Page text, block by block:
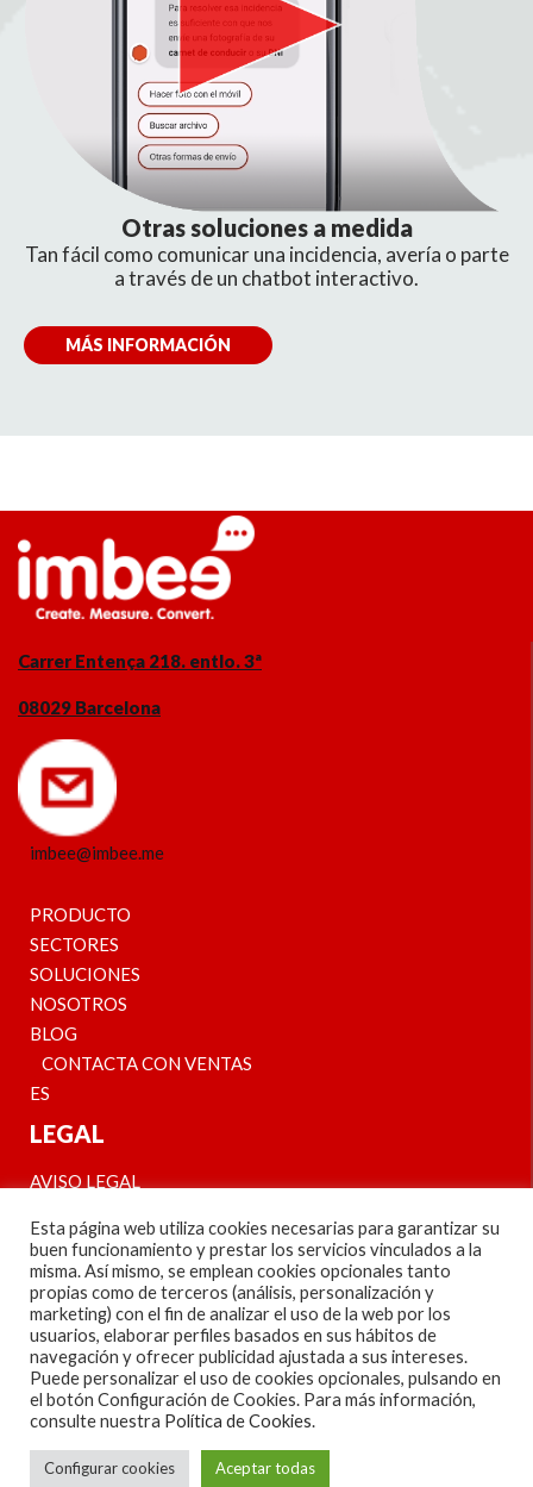
Otras soluciones a medida
Tan fácil como comunicar una incidencia, avería o parte
a través de un chatbot interactivo.
MÁS INFORMACIÓN
Carrer Entença 218. entlo. 3ª
08029 Barcelona
imbee@imbee.me
PRODUCTO
SECTORES
SOLUCIONES
NOSOTROS
BLOG
CONTACTA CON VENTAS
ES
LEGAL
AVISO LEGAL
POLÍTICA DE COOKIES
¡SÍGUENOS EN NUESTRAS REDES Y CONOCE
NUESTRAS NOVEDADES!
FOLLOW US AND STAY TUNED!
Esta página web utiliza cookies necesarias para garantizar su
buen funcionamiento y prestar los servicios vinculados a la
misma. Así mismo, se emplean cookies opcionales tanto
propias como de terceros (análisis, personalización y
marketing) con el fin de analizar el uso de la web por los
usuarios, elaborar perfiles basados en sus hábitos de
navegación y ofrecer publicidad ajustada a sus intereses.
Puede personalizar el uso de cookies opcionales, pulsando en
el botón Configuración de Cookies. Para más información,
consulte nuestra Política de Cookies.
Configurar cookies Aceptar todas